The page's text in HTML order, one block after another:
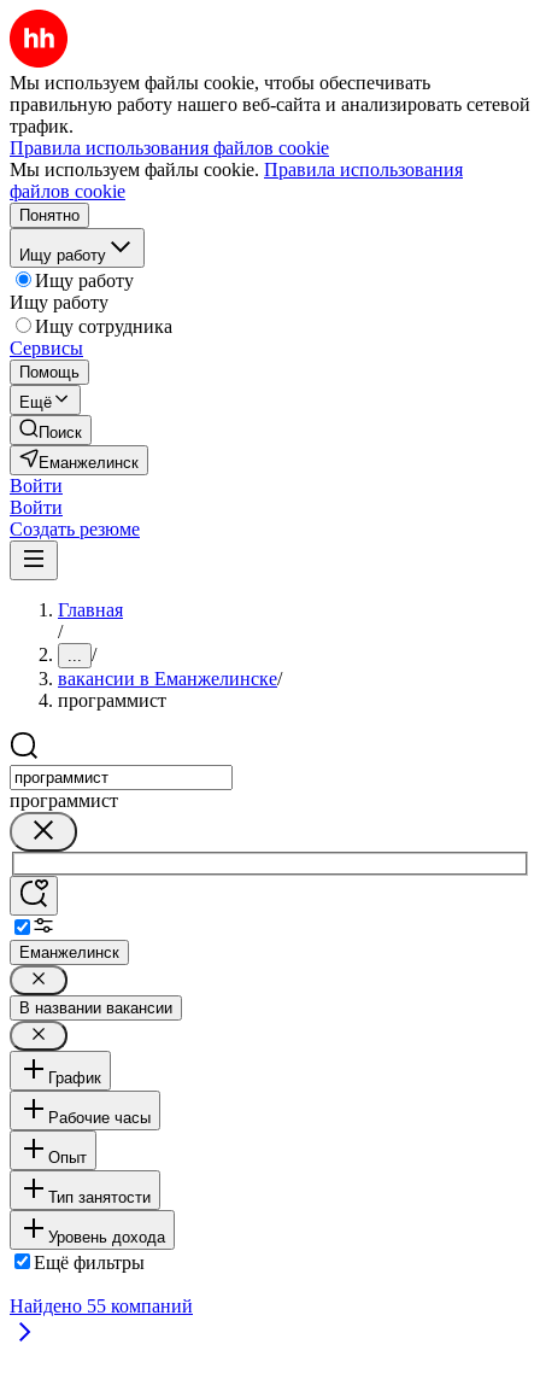
Мы используем файлы cookie, чтобы обеспечивать
правильную работу нашего веб-сайта и анализировать сетевой
трафик.
Правила использования файлов cookie
Мы используем файлы cookie. Правила использования
файлов cookie
Понятно
Ищу работу
Ищу работу
Ищу работу
Ищу сотрудника
Сервисы
Помощь
Ещё
Поиск
Еманжелинск
Войти
Войти
Создать резюме
Главная
/
... /
вакансии в Еманжелинске/
программист
программист
Еманжелинск
В названии вакансии
График
Рабочие часы
Опыт
Тип занятости
Уровень дохода
Ещё фильтры
Найдено 55 компаний